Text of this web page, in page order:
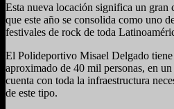
Esta nueva locación significa un gran
que este año se consolida como uno
festivales de rock de toda
El Polideportivo Misael Delgado
aproximado de 40 mil personas, en
cuenta con toda la infraestructura
de este tipo.